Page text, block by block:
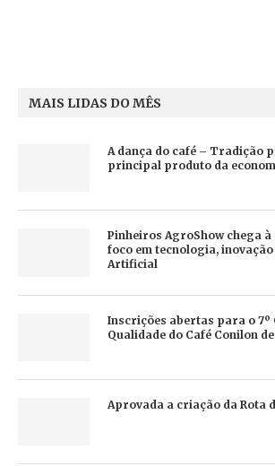
MAIS LIDAS DO MÊS
A dança do café – Tradição
principal produto da
Pinheiros AgroShow chega
foco em tecnologia,
Artificial
Inscrições abertas para o 7º
Qualidade do Café Conilon
Aprovada a criação da Rota